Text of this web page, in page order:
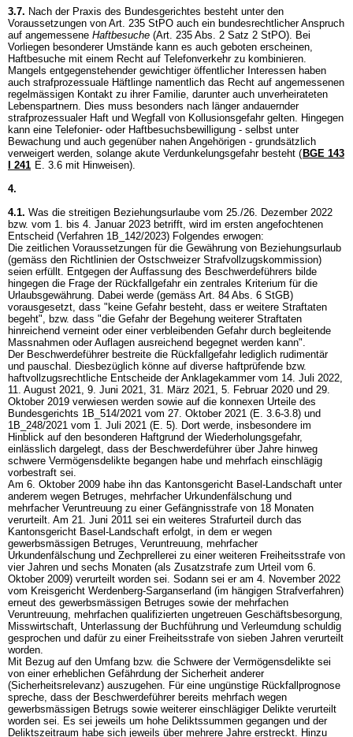
3.7. Nach der Praxis des Bundesgerichtes besteht unter den
Voraussetzungen von Art. 235 StPO auch ein bundesrechtlicher Anspruch
auf angemessene Haftbesuche (Art. 235 Abs. 2 Satz 2 StPO). Bei
Vorliegen besonderer Umstände kann es auch geboten erscheinen,
Haftbesuche mit einem Recht auf Telefonverkehr zu kombinieren.
Mangels entgegenstehender gewichtiger öffentlicher Interessen haben
auch strafprozessuale Häftlinge namentlich das Recht auf angemessenen
regelmässigen Kontakt zu ihrer Familie, darunter auch unverheirateten
Lebenspartnern. Dies muss besonders nach länger andauernder
strafprozessualer Haft und Wegfall von Kollusionsgefahr gelten. Hingegen
kann eine Telefonier- oder Haftbesuchsbewilligung - selbst unter
Bewachung und auch gegenüber nahen Angehörigen - grundsätzlich
verweigert werden, solange akute Verdunkelungsgefahr besteht ( BGE 143
I 241 E. 3.6 mit Hinweisen).
4.
4.1. Was die streitigen Beziehungsurlaube vom 25./26. Dezember 2022
bzw. vom 1. bis 4. Januar 2023 betrifft, wird im ersten angefochtenen
Entscheid (Verfahren 1B_142/2023) Folgendes erwogen:
Die zeitlichen Voraussetzungen für die Gewährung von Beziehungsurlaub
(gemäss den Richtlinien der Ostschweizer Strafvollzugskommission)
seien erfüllt. Entgegen der Auffassung des Beschwerdeführers bilde
hingegen die Frage der Rückfallgefahr ein zentrales Kriterium für die
Urlaubsgewährung. Dabei werde (gemäss Art. 84 Abs. 6 StGB)
vorausgesetzt, dass "keine Gefahr besteht, dass er weitere Straftaten
begeht", bzw. dass "die Gefahr der Begehung weiterer Straftaten
hinreichend verneint oder einer verbleibenden Gefahr durch begleitende
Massnahmen oder Auflagen ausreichend begegnet werden kann".
Der Beschwerdeführer bestreite die Rückfallgefahr lediglich rudimentär
und pauschal. Diesbezüglich könne auf diverse haftprüfende bzw.
haftvollzugsrechtliche Entscheide der Anklagekammer vom 14. Juli 2022,
11. August 2021, 9. Juni 2021, 31. März 2021, 5. Februar 2020 und 29.
Oktober 2019 verwiesen werden sowie auf die konnexen Urteile des
Bundesgerichts 1B_514/2021 vom 27. Oktober 2021 (E. 3.6-3.8) und
1B_248/2021 vom 1. Juli 2021 (E. 5). Dort werde, insbesondere im
Hinblick auf den besonderen Haftgrund der Wiederholungsgefahr,
einlässlich dargelegt, dass der Beschwerdeführer über Jahre hinweg
schwere Vermögensdelikte begangen habe und mehrfach einschlägig
vorbestraft sei.
Am 6. Oktober 2009 habe ihn das Kantonsgericht Basel-Landschaft unter
anderem wegen Betruges, mehrfacher Urkundenfälschung und
mehrfacher Veruntreuung zu einer Gefängnisstrafe von 18 Monaten
verurteilt. Am 21. Juni 2011 sei ein weiteres Strafurteil durch das
Kantonsgericht Basel-Landschaft erfolgt, in dem er wegen
gewerbsmässigen Betruges, Veruntreuung, mehrfacher
Urkundenfälschung und Zechprellerei zu einer weiteren Freiheitsstrafe von
vier Jahren und sechs Monaten (als Zusatzstrafe zum Urteil vom 6.
Oktober 2009) verurteilt worden sei. Sodann sei er am 4. November 2022
vom Kreisgericht Werdenberg-Sarganserland (im hängigen Strafverfahren)
erneut des gewerbsmässigen Betruges sowie der mehrfachen
Veruntreuung, mehrfachen qualifizierten ungetreuen Geschäftsbesorgung,
Misswirtschaft, Unterlassung der Buchführung und Verleumdung schuldig
gesprochen und dafür zu einer Freiheitsstrafe von sieben Jahren verurteilt
worden.
Mit Bezug auf den Umfang bzw. die Schwere der Vermögensdelikte sei
von einer erheblichen Gefährdung der Sicherheit anderer
(Sicherheitsrelevanz) auszugehen. Für eine ungünstige Rückfallprognose
spreche, dass der Beschwerdeführer bereits mehrfach wegen
gewerbsmässigen Betrugs sowie weiterer einschlägiger Delikte verurteilt
worden sei. Es sei jeweils um hohe Deliktssummen gegangen und der
Deliktszeitraum habe sich jeweils über mehrere Jahre erstreckt. Hinzu